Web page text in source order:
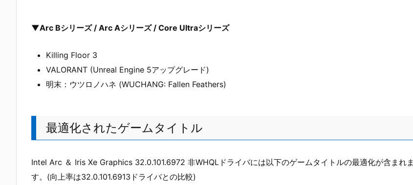
▼Arc Bシリーズ / Arc Aシリーズ / Core Ultraシリーズ
Killing Floor 3
VALORANT (Unreal Engine 5アップグレード)
明末：ウツロノハネ (WUCHANG: Fallen Feathers)
最適化されたゲームタイトル
Intel Arc ＆ Iris Xe Graphics 32.0.101.6972 非WHQLドライバには以下のゲームタイトルの最適化が含まれま
す。(向上率は32.0.101.6913ドライバとの比較)